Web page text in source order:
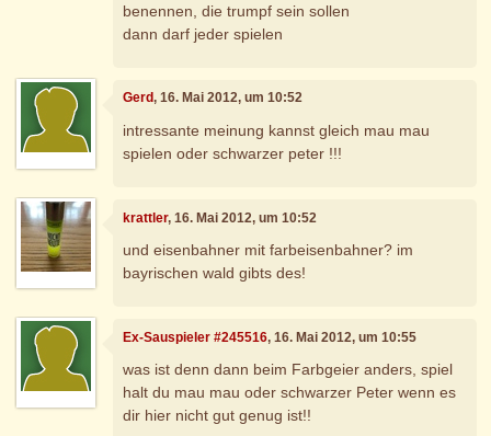
benennen, die trumpf sein sollen
dann darf jeder spielen
Gerd, 16. Mai 2012, um 10:52
intressante meinung kannst gleich mau mau
spielen oder schwarzer peter !!!
krattler, 16. Mai 2012, um 10:52
und eisenbahner mit farbeisenbahner? im
bayrischen wald gibts des!
Ex-Sauspieler #245516, 16. Mai 2012, um 10:55
was ist denn dann beim Farbgeier anders, spiel
halt du mau mau oder schwarzer Peter wenn es
dir hier nicht gut genug ist!!